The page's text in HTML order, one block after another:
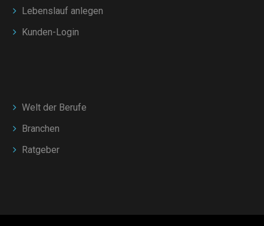
Lebenslauf anlegen
Kunden-Login
Welt der Berufe
Branchen
Ratgeber